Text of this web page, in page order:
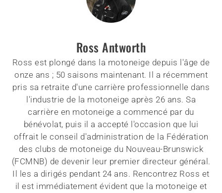
Ross Antworth
Ross est plongé dans la motoneige depuis l'âge de
onze ans ; 50 saisons maintenant. Il a récemment
pris sa retraite d'une carrière professionnelle dans
l'industrie de la motoneige après 26 ans. Sa
carrière en motoneige a commencé par du
bénévolat, puis il a accepté l'occasion que lui
offrait le conseil d'administration de la Fédération
des clubs de motoneige du Nouveau-Brunswick
(FCMNB) de devenir leur premier directeur général.
Il les a dirigés pendant 24 ans. Rencontrez Ross et
il est immédiatement évident que la motoneige et